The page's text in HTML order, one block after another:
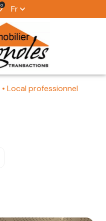
0 Fr
Local professionnel